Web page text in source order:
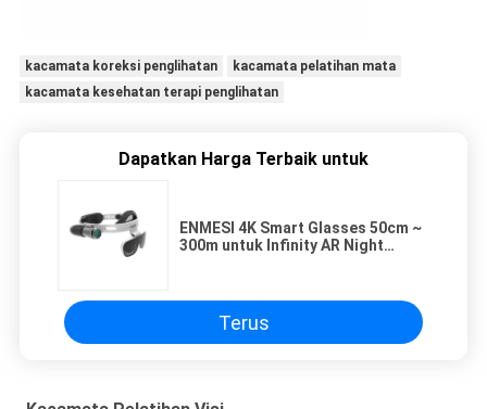
kacamata koreksi penglihatan
kacamata pelatihan mata
kacamata kesehatan terapi penglihatan
Dapatkan Harga Terbaik untuk
ENMESI 4K Smart Glasses 50cm ~
300m untuk Infinity AR Night
Terus